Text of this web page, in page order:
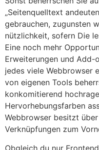
„Seitenquelltext
gebrauchen, zugunsten
nützlichkeit, sofern Die
Eine noch mehr
Erweiterungen und Add-
jedes viele Webbrowser
von eigenen Tools
konkomitierend
Hervorhebungsfarben
Webbrowser besitzt
Verknüpfungen zum
Obgleich du nur